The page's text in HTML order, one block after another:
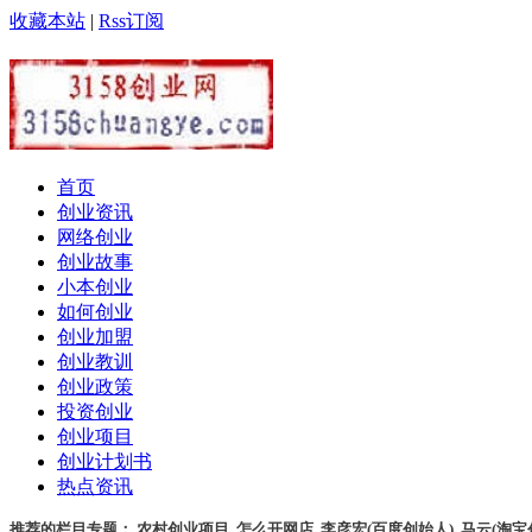
收藏本站 | Rss订阅
首页
创业资讯
网络创业
创业故事
小本创业
如何创业
创业加盟
创业教训
创业政策
投资创业
创业项目
创业计划书
热点资讯